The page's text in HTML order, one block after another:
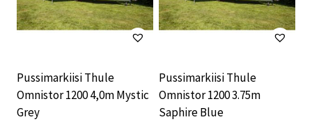
Pussimarkiisi Thule
Omnistor 1200 4,0m Mystic
Grey
Pussimarkiisi Thule
Omnistor 1200 3.75m
Saphire Blue